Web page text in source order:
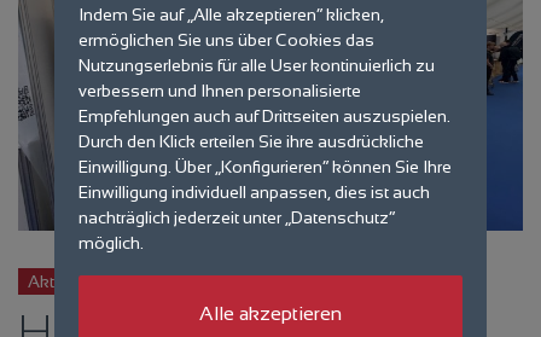
Aktuelles
Indem Sie auf „Alle akzeptieren“ klicken,
ermöglichen Sie uns über Cookies das
Nutzungserlebnis für alle User kontinuierlich zu
verbessern und Ihnen personalisierte
Empfehlungen auch auf Drittseiten auszuspielen.
Durch den Klick erteilen Sie ihre ausdrückliche
Einwilligung. Über „Konfigurieren“ können Sie Ihre
Einwilligung individuell anpassen, dies ist auch
nachträglich jederzeit unter „Datenschutz“
möglich.
Alle akzeptieren